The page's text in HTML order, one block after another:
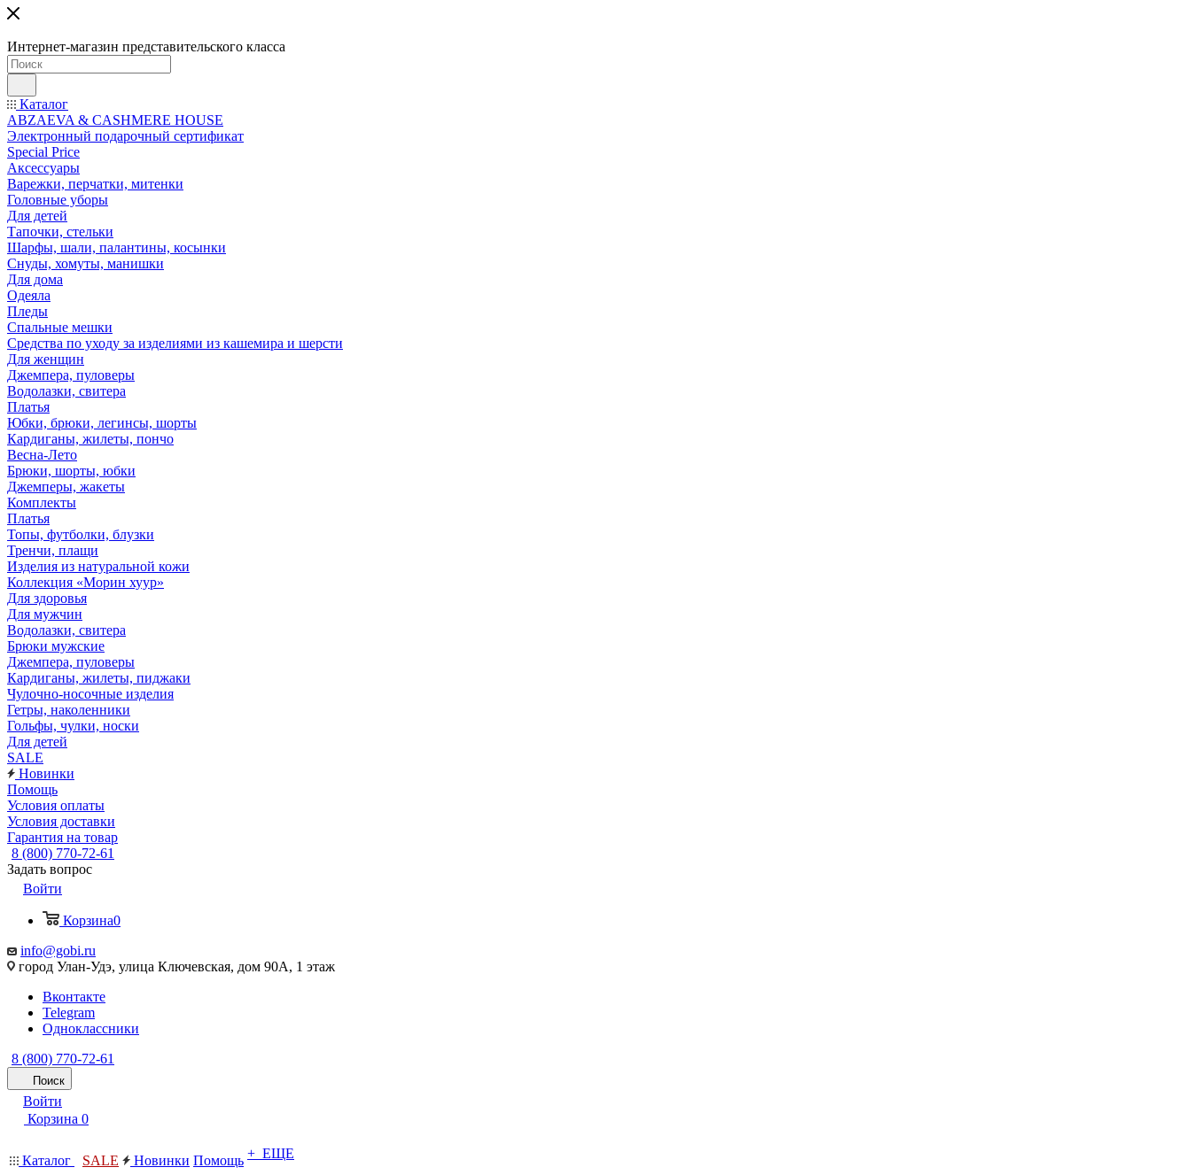
Интернет-магазин представительского класса
Каталог
ABZAEVA & CASHMERE HOUSE
Электронный подарочный сертификат
Special Price
Аксессуары
Варежки, перчатки, митенки
Головные уборы
Для детей
Тапочки, стельки
Шарфы, шали, палантины, косынки
Снуды, хомуты, манишки
Для дома
Одеяла
Пледы
Спальные мешки
Средства по уходу за изделиями из кашемира и шерсти
Для женщин
Джемпера, пуловеры
Водолазки, свитера
Платья
Юбки, брюки, легинсы, шорты
Кардиганы, жилеты, пончо
Весна-Лето
Брюки, шорты, юбки
Джемперы, жакеты
Комплекты
Платья
Топы, футболки, блузки
Тренчи, плащи
Изделия из натуральной кожи
Коллекция «Морин хуур»
Для здоровья
Для мужчин
Водолазки, свитера
Брюки мужские
Джемпера, пуловеры
Кардиганы, жилеты, пиджаки
Чулочно-носочные изделия
Гетры, наколенники
Гольфы, чулки, носки
Для детей
SALE
Новинки
Помощь
Условия оплаты
Условия доставки
Гарантия на товар
8 (800) 770-72-61
Задать вопрос
Войти
Корзина0
info@gobi.ru
город Улан-Удэ, улица Ключевская, дом 90А, 1 этаж
Вконтакте
Telegram
Одноклассники
8 (800) 770-72-61
Поиск
Войти
Корзина 0
Каталог SALE Новинки Помощь + ЕЩЕ